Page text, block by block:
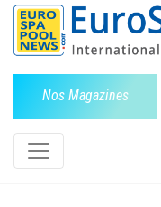
Nos Magazines